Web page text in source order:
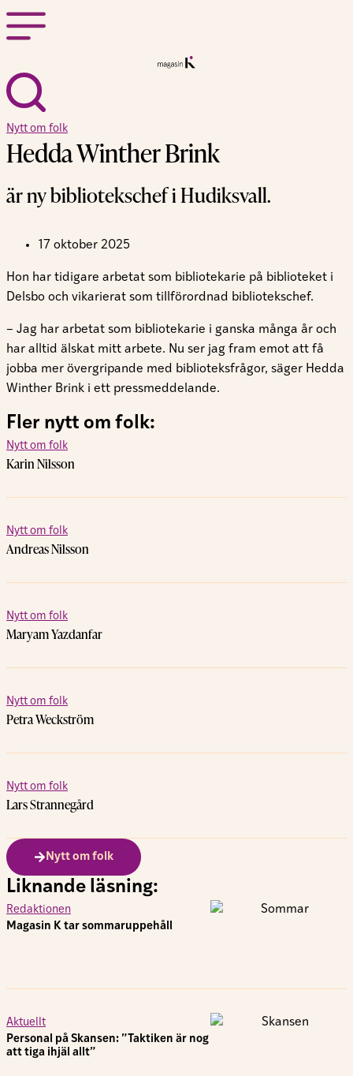
Nytt om folk
Hedda Winther Brink
är ny bibliotekschef i Hudiksvall.
17 oktober 2025
Hon har tidigare arbetat som bibliotekarie på biblioteket i
Delsbo och vikarierat som tillförordnad bibliotekschef.
– Jag har arbetat som bibliotekarie i ganska många år och
har alltid älskat mitt arbete. Nu ser jag fram emot att få
jobba mer övergripande med biblioteksfrågor, säger Hedda
Winther Brink i ett pressmeddelande.
Fler nytt om folk:
Nytt om folk
Karin Nilsson
Nytt om folk
Andreas Nilsson
Nytt om folk
Maryam Yazdanfar
Nytt om folk
Petra Weckström
Nytt om folk
Lars Strannegård
Nytt om folk
Liknande läsning:
Redaktionen
Magasin K tar sommaruppehåll
Aktuellt
Personal på Skansen: ”Taktiken är nog
att tiga ihjäl allt”